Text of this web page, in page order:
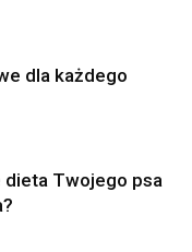
dla każdego
dieta Twojego psa